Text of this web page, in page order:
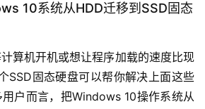
10系统从HDD迁移到SSD固态
算机开机或想让程序加载的速度比现
SSD固态硬盘可以帮你解决上面这些
户而言，把Windows 10操作系统从